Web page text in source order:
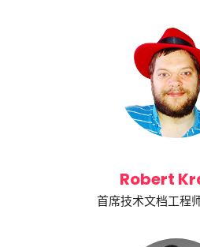
Robert
首席技术文档工程